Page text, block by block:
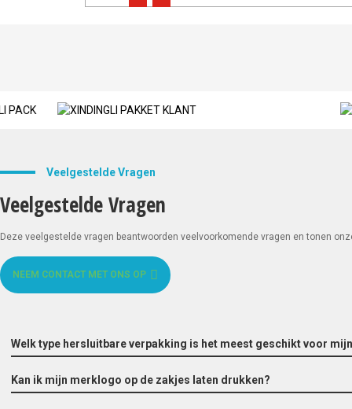
Veelgestelde Vragen
Veelgestelde Vragen
Deze veelgestelde vragen beantwoorden veelvoorkomende vragen en tonen
NEEM CONTACT MET ONS OP
Welk type hersluitbare verpakking is het meest geschikt voor
Kan ik mijn merklogo op de zakjes laten drukken?